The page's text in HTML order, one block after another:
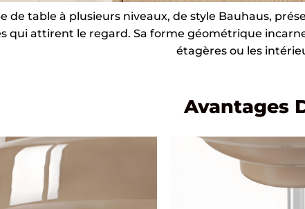
de table à plusieurs niveaux, de style Bauhaus,
qui attirent le regard. Sa forme géométrique
étagères ou les
Avantages